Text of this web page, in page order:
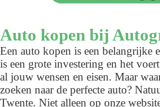
Auto kopen bij
Een auto kopen is een belangrijke
is een grote investering en het
al jouw wensen en eisen. Maar
zoeken naar de perfecte auto?
Twente. Niet alleen op onze